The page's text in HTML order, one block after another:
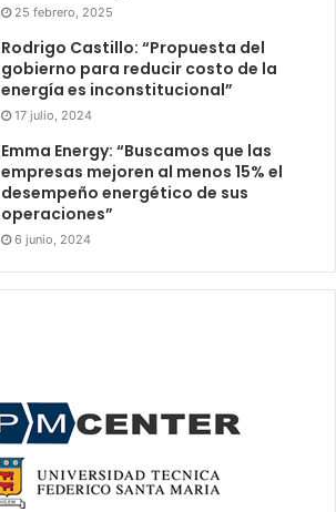
25 febrero, 2025
Rodrigo Castillo: “Propuesta del
gobierno para reducir costo de la
energía es inconstitucional”
17 julio, 2024
Emma Energy: “Buscamos que las
empresas mejoren al menos 15% el
desempeño energético de sus
operaciones”
6 junio, 2024